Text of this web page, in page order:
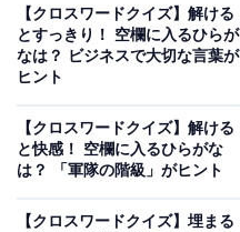
【クロスワードクイズ】解ける
とすっきり！ 空欄に入るひらが
なは？ ビジネスで大切な言葉が
ヒント
【クロスワードクイズ】解ける
と快感！ 空欄に入るひらがな
は？ 「軍隊の階級」がヒント
【クロスワードクイズ】埋まる